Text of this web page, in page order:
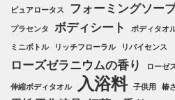
ピュアロータス フォーミングソー
プラセンタ ボディシート ボディタオ
ミニボトル
リッチフローラル リバイセンス
ローズゼラニウムの香り ローゼ
伸縮ボディタオル 入浴料 子供用 椿